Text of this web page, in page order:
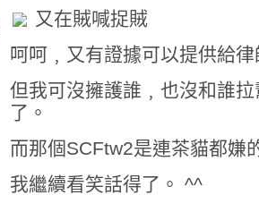
又在賊喊捉賊
呵呵﹐又有證據可以提供給
但我可沒擁護誰﹐也沒和誰
了。
而那個SCFtw2是連茶貓都嫌
我繼續看笑話得了。 ^^